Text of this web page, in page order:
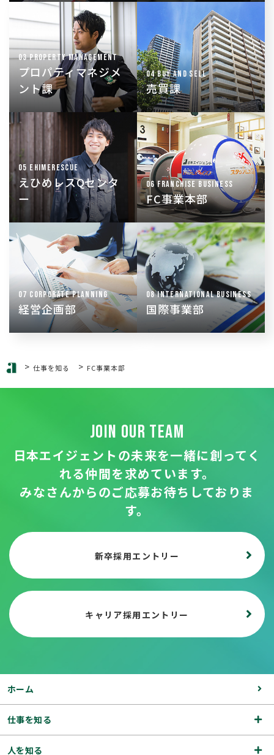
03 PROPERTY MANAGEMENT
プロパティマネジメ
ント課
リノベーション企画・
提案など
オーナー様の収益最大
化を目的とした、空室
対策を実施
04 BUY AND SELL
売買課
収益不動産や分譲マン
ションを主に、不動産
全般の売買の斡旋・仲
介
05 EHIMERESCUE
えひめレスQセンタ
ー
24時間365日、入居中
のトラブルに対応
「お困りごと」解決を
通じて安心で快適な住
まいサービスを提供
06 FRANCHISE BUSINESS
FC事業本部
独自のビジネスモデル
の提供を行い、不動産
業界にイノベーション
を起こす
07 CORPORATE PLANNING
経営企画部
WEB戦略・システム開
発・広報活動などを中
心に事業戦略の立案・
実施、プロジェクトの
推進・管理を行う
08 INTERNATIONAL BUSINESS
国際事業部
外国籍の方向けの、日
本での生活支援サービ
スを開発
部屋さがしポータ
ル“Wagaya Japan”の
運営も行う
> 仕事を知る > FC事業本部
JOIN OUR TEAM
日本エイジェントの未来を一緒に創ってく
れる仲間を求めています。
みなさんからのご応募お待ちしておりま
す。
新卒採用エントリー
キャリア採用エントリー
ホーム
仕事を知る
人を知る